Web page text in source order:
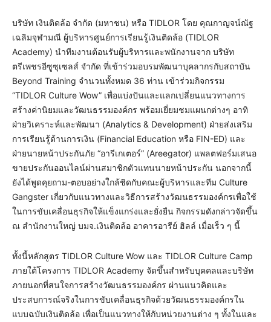
บริษัท เงินติดล้อ จำกัด (มหาชน) หรือ TIDLOR โดย คุณกาญจน์ณัฐ
เฉลิมจุฬามณี ผู้บริหารศูนย์การเรียนรู้เงินติดล้อ (TIDLOR
Academy) นำทีมงานต้อนรับผู้บริหารและพนักงานจาก บริษัท
ตรีเพชรอีซูซุเซลส์ จำกัด ที่เข้าร่วมอบรมพัฒนาบุคลากรกับสถาบัน
Beyond Training จำนวนทั้งหมด 36 ท่าน เข้าร่วมกิจกรรม
“TIDLOR Culture Wow” เพื่อแบ่งปันและแลกเปลี่ยนแนวทางการ
สร้างค่านิยมและวัฒนธรรมองค์กร พร้อมเยี่ยมชมแผนกต่างๆ อาทิ
ฝ่ายวิเคราะห์และพัฒนา (Analytics & Development) ฝ่ายส่งเสริม
การเรียนรู้ด้านการเงิน (Financial Education หรือ FIN-ED) และ
ฝ่ายนายหน้าประกันภัย “อารีเกเตอร์” (Areegator) แพลตฟอร์มเสนอ
ขายประกันออนไลน์ผ่านสมาชิกตัวแทนนายหน้าประกัน นอกจากนี้
ยังได้พูดคุยถาม-ตอบอย่างใกล้ชิดกับคณะผู้บริหารและทีม Culture
Gangster เกี่ยวกับแนวทางและวิธีการสร้างวัฒนธรรมองค์กรเพื่อใช้
ในการขับเคลื่อนธุรกิจให้แข็งแกร่งและยั่งยืน กิจกรรมดังกล่าวจัดขึ้น
ณ สำนักงานใหญ่ บมจ.เงินติดล้อ อาคารอารีย์ ฮิลล์ เมื่อเร็ว ๆ นี้
ทั้งนี้หลักสูตร TIDLOR Culture Wow และ TIDLOR Culture Camp
ภายใต้โครงการ TIDLOR Academy จัดขึ้นสำหรับบุคคลและบริษัท
ภายนอกที่สนใจการสร้างวัฒนธรรมองค์กร ผ่านแนวคิดและ
ประสบการณ์จริงในการขับเคลื่อนธุรกิจด้วยวัฒนธรรมองค์กรใน
แบบฉบับเงินติดล้อ เพื่อเป็นแนวทางให้กับหน่วยงานต่าง ๆ ทั้งในและ